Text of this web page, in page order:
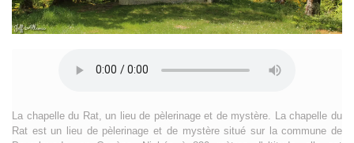
La chapelle du Rat, un lieu de pèlerinage et de mystère. La chapelle du
Rat est un lieu de pèlerinage et de mystère situé sur la commune de